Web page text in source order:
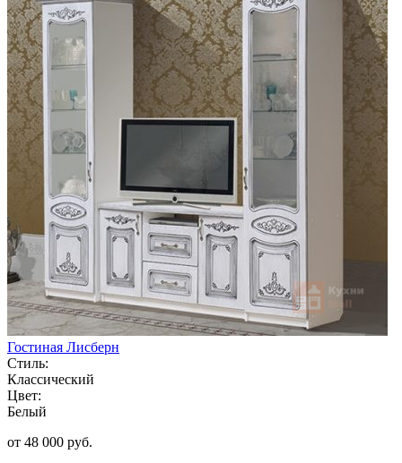
Гостиная Лисберн
Стиль:
Классический
Цвет:
Белый
от 48 000 руб.